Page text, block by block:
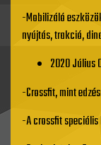
-Mobilizáló
nyújtás, trakció,
2020 Július
-Crossfit, mint
-A crossfit